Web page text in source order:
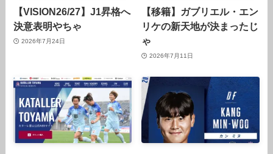
【VISION26/27】J1昇格へ
決意表明やちゃ
2026年7月24日
【移籍】ガブリエル・エン
リケの新天地が決まったじ
ゃ
2026年7月11日